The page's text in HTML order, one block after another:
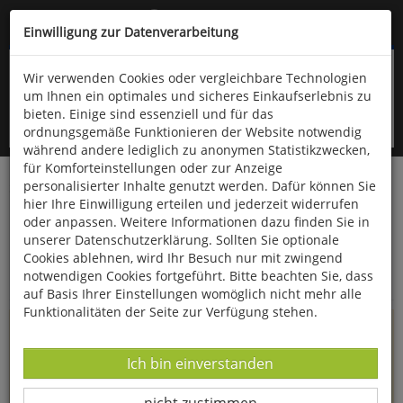
Kompletten Head der Seite überspringen
oder (06766) 9323-960
Startseite Informationen
Uppps...
Sie sind weitergeleitet worden !
haben zu öffnen, gibt es leider nicht mehr in unserem
Einwilligung zur Datenverarbeitung
Wir verwenden Cookies oder vergleichbare Technologien
um Ihnen ein optimales und sicheres Einkaufserlebnis zu
bieten. Einige sind essenziell und für das
ordnungsgemäße Funktionieren der Website notwendig
während andere lediglich zu anonymen Statistikzwecken,
für Komforteinstellungen oder zur Anzeige
personalisierter Inhalte genutzt werden. Dafür können Sie
hier Ihre Einwilligung erteilen und jederzeit widerrufen
oder anpassen. Weitere Informationen dazu finden Sie in
unserer Datenschutzerklärung. Sollten Sie optionale
Cookies ablehnen, wird Ihr Besuch nur mit zwingend
notwendigen Cookies fortgeführt. Bitte beachten Sie, dass
auf Basis Ihrer Einstellungen womöglich nicht mehr alle
Funktionalitäten der Seite zur Verfügung stehen.
Datenverarbeitung -
Ich bin einverstanden